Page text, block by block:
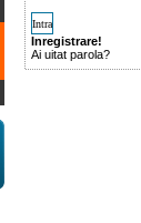
Inregistrare!
Ai uitat parola?